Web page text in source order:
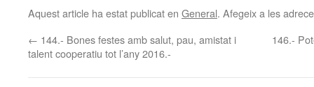
Aquest article ha estat publicat en General. Afegeix a les
← 144.- Bones festes amb salut, pau, amistat i
talent cooperatiu tot l’any 2016.-
146.-